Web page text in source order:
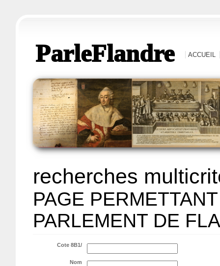
ParleFlandre ACCUEIL
recherches
PAGE
PARLEMENT DE
Cote 8B1/
Nom